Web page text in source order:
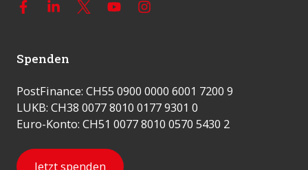
Spenden
PostFinance: CH55 0900 0000 6001 7200 9
LUKB: CH38 0077 8010 0177 9301 0
Euro-Konto: CH51 0077 8010 0570 5430 2
Jetzt spenden